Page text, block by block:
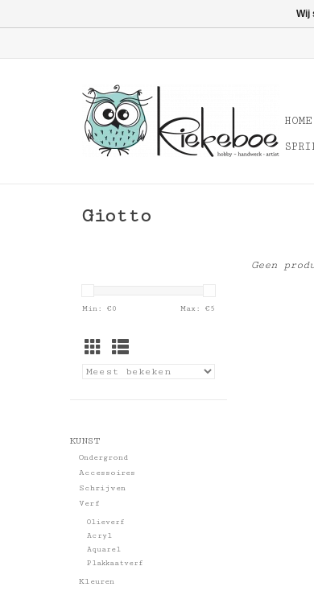
HOME
Giotto
Min: €0 Max: €5
KUNST
Ondergrond
Accessoires
Schrijven
Verf
Olieverf
Acryl
Aquarel
Plakkaatverf
Kleuren
Geen
Wij